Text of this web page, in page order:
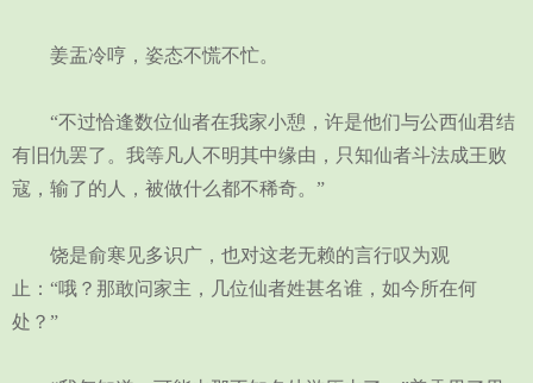
姜盂冷哼，姿态不慌不忙。
“不过恰逢数位仙者在我家小憩，许是他们与公西仙君结
有旧仇罢了。我等凡人不明其中缘由，只知仙者斗法成王败
寇，输了的人，被做什么都不稀奇。”
饶是俞寒见多识广，也对这老无赖的言行叹为观
止：“哦？那敢问家主，几位仙者姓甚名谁，如今所在何
处？”